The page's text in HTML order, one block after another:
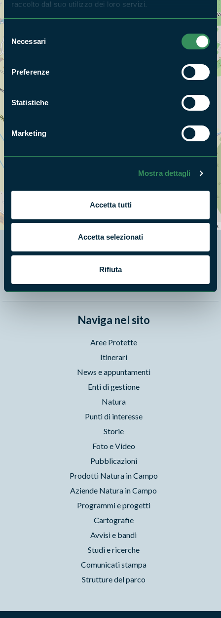
raccolto dal suo utilizzo dei loro servizi.
del
consenso
Necessari
Preferenze
Statistiche
Marketing
Mostra dettagli
Accetta tutti
Accetta selezionati
Rifiuta
−
Leaflet|©OpenStreetMapcontributors
Segui i nostri social ufficiali
Naviga nel sito
Aree Protette
Itinerari
News e appuntamenti
Enti di gestione
Natura
Punti di interesse
Storie
Foto e Video
Pubblicazioni
Prodotti Natura in Campo
Aziende Natura in Campo
Programmi e progetti
Cartografie
Avvisi e bandi
Studi e ricerche
Comunicati stampa
Strutture del parco